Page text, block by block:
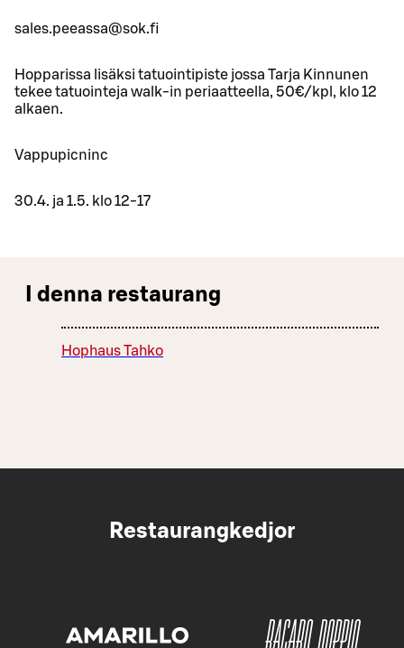
sales.peeassa@sok.fi
Hopparissa lisäksi tatuointipiste jossa Tarja Kinnunen
tekee tatuointeja walk-in periaatteella, 50€/kpl, klo 12
alkaen.
Vappupicninc
30.4. ja 1.5. klo 12-17
I denna restaurang
Hophaus Tahko
Restaurangkedjor